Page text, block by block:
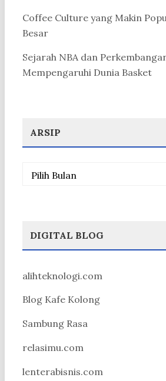
Coffee Culture yang Makin
Besar
Sejarah NBA dan
Mempengaruhi Dunia Basket
ARSIP
Arsip
DIGITAL BLOG
alihteknologi.com
Blog Kafe Kolong
Sambung Rasa
relasimu.com
lenterabisnis.com